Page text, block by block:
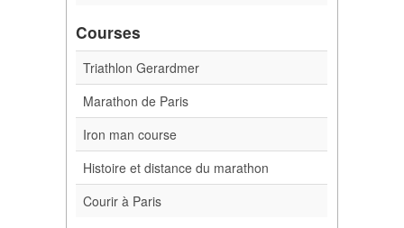
Courses
Triathlon Gerardmer
Marathon de Paris
Iron man course
Histoire et distance du marathon
Courir à Paris